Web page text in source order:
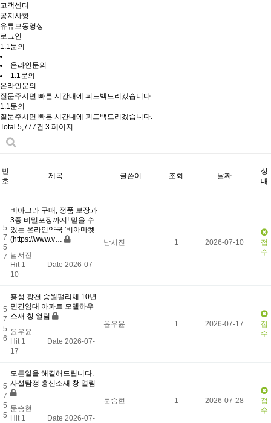
고객센터
공지사항
유튜브동영상
로그인
1:1문의
온라인문의
1:1문의
온라인문의
질문주시면 빠른 시간내에 피드백드리겠습니다.
1:1문의
질문주시면 빠른 시간내에 피드백드리겠습니다.
Total 5,777건 3 페이지
번
호
제목 글쓴이 조회 날짜
상
태
5
7
5
7
비아그라 구매, 정품 보장과
3중 비밀포장까지! 믿을 수
있는 온라인약국 '비아마켓
(https://www.v…
남서진
Hit 1
Date 2026-07-
10
남서진 1 2026-07-10
접
수
5
7
5
6
홍성 광천 승원팰리체 10년
민간임대 아파트 모델하우
스새 창 열림
윤우윤
Hit 1
Date 2026-07-
17
윤우윤 1 2026-07-17
접
수
5
7
5
5
모든일을 해결해드립니다.
사설탐정 흥신소새 창 열림
문승현
Hit 1
Date 2026-07-
문승현 1 2026-07-28
접
수